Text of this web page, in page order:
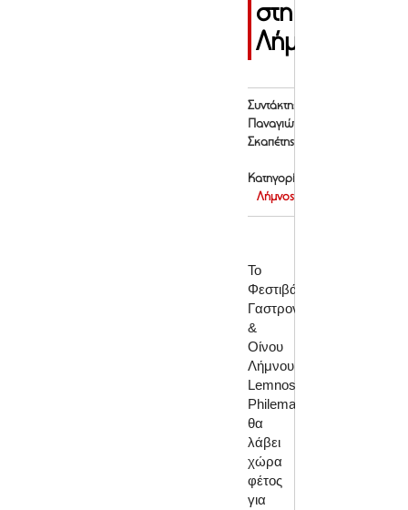
στη
Λήμνο
Συντάκτης:
Παναγιώτης
Σκαπέτης
Κατηγορία:
Λήμνος
Το
Φεστιβάλ
Γαστρονομίας
&
Οίνου
Λήμνου
Lemnos
Philema
θα
λάβει
χώρα
φέτος
για